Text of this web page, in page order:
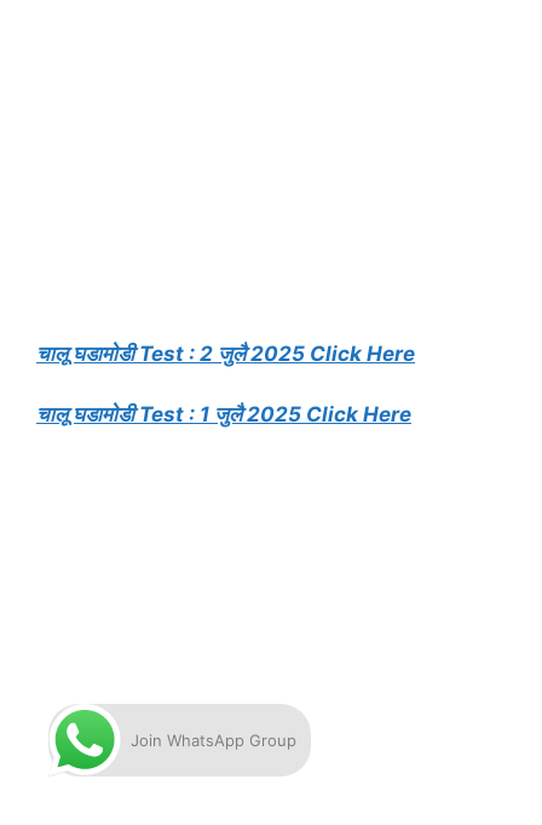
चालू घडामोडी Test : 2 जुलै 2025 Click Here
चालू घडामोडी Test : 1 जुलै 2025 Click Here
Join WhatsApp Group